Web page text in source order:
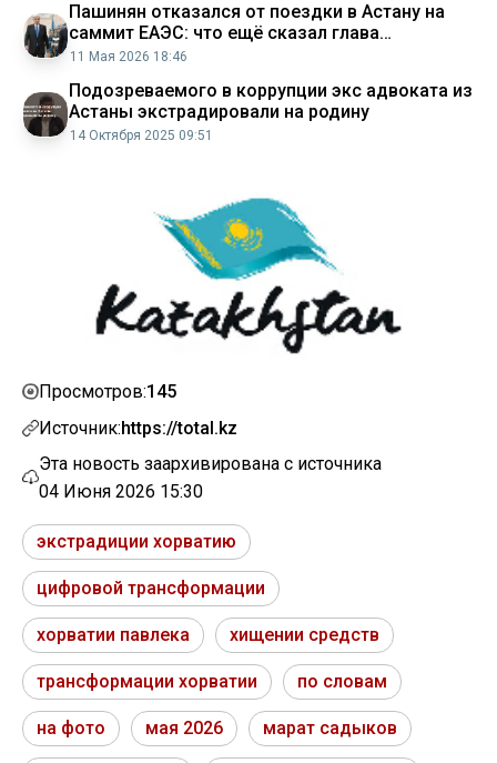
Пашинян отказался от поездки в Астану на
саммит ЕАЭС: что ещё сказал глава
правительства
11 Мая 2026 18:46
Подозреваемого в коррупции экс адвоката из
Астаны экстрадировали на родину
14 Октября 2025 09:51
Просмотров:145
Источник:https://total.kz
Эта новость заархивирована с источника
04 Июня 2026 15:30
экстрадиции хорватию
цифровой трансформации
хорватии павлека хищении средств
трансформации хорватии по словам
на фото мая 2026 марат садыков